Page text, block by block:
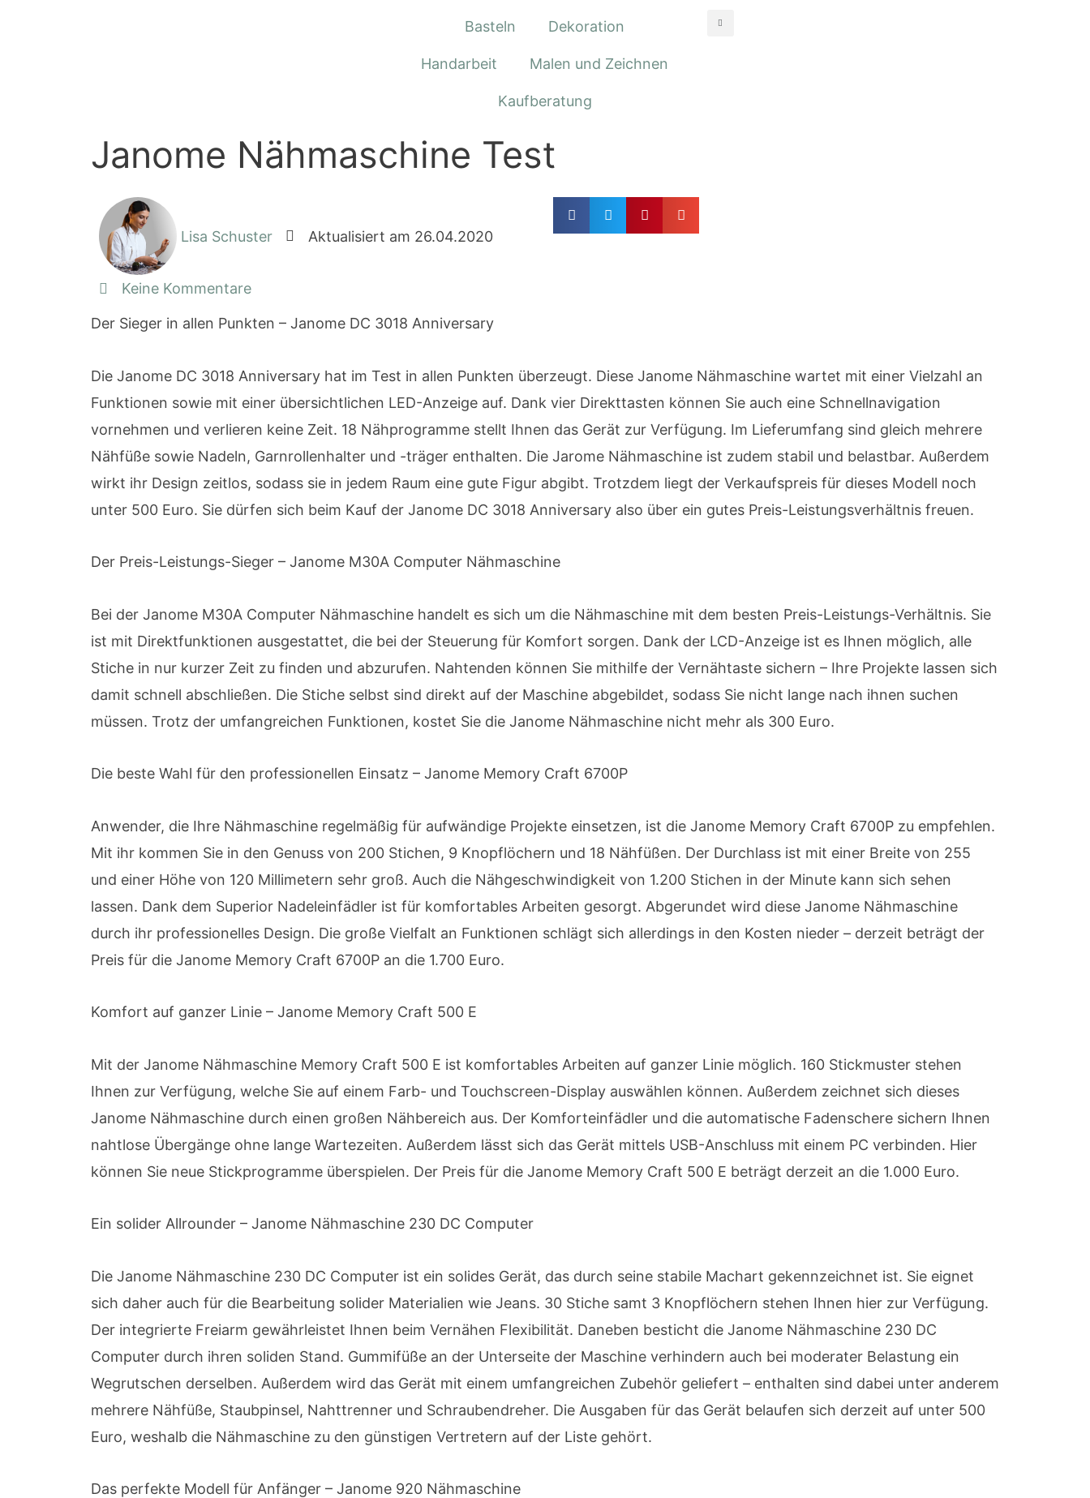
Basteln Dekoration
Handarbeit Malen und Zeichnen
Kaufberatung
Janome Nähmaschine Test
Lisa Schuster Aktualisiert am 26.04.2020
Keine Kommentare
Der Sieger in allen Punkten – Janome DC 3018 Anniversary
Die Janome DC 3018 Anniversary hat im Test in allen Punkten überzeugt. Diese Janome Nähmaschine wartet mit einer Vielzahl an
Funktionen sowie mit einer übersichtlichen LED-Anzeige auf. Dank vier Direkttasten können Sie auch eine Schnellnavigation
vornehmen und verlieren keine Zeit. 18 Nähprogramme stellt Ihnen das Gerät zur Verfügung. Im Lieferumfang sind gleich mehrere
Nähfüße sowie Nadeln, Garnrollenhalter und -träger enthalten. Die Jarome Nähmaschine ist zudem stabil und belastbar. Außerdem
wirkt ihr Design zeitlos, sodass sie in jedem Raum eine gute Figur abgibt. Trotzdem liegt der Verkaufspreis für dieses Modell noch
unter 500 Euro. Sie dürfen sich beim Kauf der Janome DC 3018 Anniversary also über ein gutes Preis-Leistungsverhältnis freuen.
Der Preis-Leistungs-Sieger – Janome M30A Computer Nähmaschine
Bei der Janome M30A Computer Nähmaschine handelt es sich um die Nähmaschine mit dem besten Preis-Leistungs-Verhältnis. Sie
ist mit Direktfunktionen ausgestattet, die bei der Steuerung für Komfort sorgen. Dank der LCD-Anzeige ist es Ihnen möglich, alle
Stiche in nur kurzer Zeit zu finden und abzurufen. Nahtenden können Sie mithilfe der Vernähtaste sichern – Ihre Projekte lassen sich
damit schnell abschließen. Die Stiche selbst sind direkt auf der Maschine abgebildet, sodass Sie nicht lange nach ihnen suchen
müssen. Trotz der umfangreichen Funktionen, kostet Sie die Janome Nähmaschine nicht mehr als 300 Euro.
Die beste Wahl für den professionellen Einsatz – Janome Memory Craft 6700P
Anwender, die Ihre Nähmaschine regelmäßig für aufwändige Projekte einsetzen, ist die Janome Memory Craft 6700P zu empfehlen.
Mit ihr kommen Sie in den Genuss von 200 Stichen, 9 Knopflöchern und 18 Nähfüßen. Der Durchlass ist mit einer Breite von 255
und einer Höhe von 120 Millimetern sehr groß. Auch die Nähgeschwindigkeit von 1.200 Stichen in der Minute kann sich sehen
lassen. Dank dem Superior Nadeleinfädler ist für komfortables Arbeiten gesorgt. Abgerundet wird diese Janome Nähmaschine
durch ihr professionelles Design. Die große Vielfalt an Funktionen schlägt sich allerdings in den Kosten nieder – derzeit beträgt der
Preis für die Janome Memory Craft 6700P an die 1.700 Euro.
Komfort auf ganzer Linie – Janome Memory Craft 500 E
Mit der Janome Nähmaschine Memory Craft 500 E ist komfortables Arbeiten auf ganzer Linie möglich. 160 Stickmuster stehen
Ihnen zur Verfügung, welche Sie auf einem Farb- und Touchscreen-Display auswählen können. Außerdem zeichnet sich dieses
Janome Nähmaschine durch einen großen Nähbereich aus. Der Komforteinfädler und die automatische Fadenschere sichern Ihnen
nahtlose Übergänge ohne lange Wartezeiten. Außerdem lässt sich das Gerät mittels USB-Anschluss mit einem PC verbinden. Hier
können Sie neue Stickprogramme überspielen. Der Preis für die Janome Memory Craft 500 E beträgt derzeit an die 1.000 Euro.
Ein solider Allrounder – Janome Nähmaschine 230 DC Computer
Die Janome Nähmaschine 230 DC Computer ist ein solides Gerät, das durch seine stabile Machart gekennzeichnet ist. Sie eignet
sich daher auch für die Bearbeitung solider Materialien wie Jeans. 30 Stiche samt 3 Knopflöchern stehen Ihnen hier zur Verfügung.
Der integrierte Freiarm gewährleistet Ihnen beim Vernähen Flexibilität. Daneben besticht die Janome Nähmaschine 230 DC
Computer durch ihren soliden Stand. Gummifüße an der Unterseite der Maschine verhindern auch bei moderater Belastung ein
Wegrutschen derselben. Außerdem wird das Gerät mit einem umfangreichen Zubehör geliefert – enthalten sind dabei unter anderem
mehrere Nähfüße, Staubpinsel, Nahttrenner und Schraubendreher. Die Ausgaben für das Gerät belaufen sich derzeit auf unter 500
Euro, weshalb die Nähmaschine zu den günstigen Vertretern auf der Liste gehört.
Das perfekte Modell für Anfänger – Janome 920 Nähmaschine